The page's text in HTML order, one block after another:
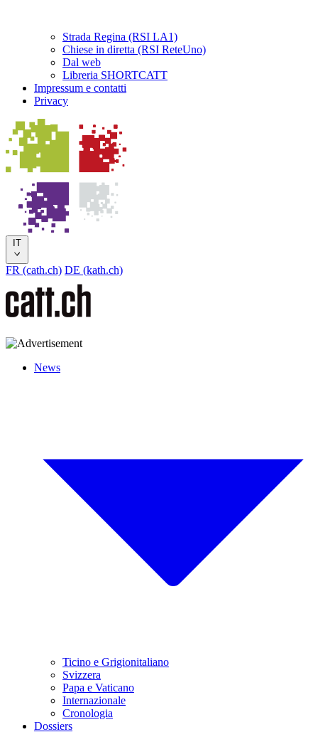
Strada Regina (RSI LA1)
Chiese in diretta (RSI ReteUno)
Dal web
Libreria SHORTCATT
Impressum e contatti
Privacy
IT
FR (cath.ch) DE (kath.ch)
News
Ticino e Grigionitaliano
Svizzera
Papa e Vaticano
Internazionale
Cronologia
Dossiers